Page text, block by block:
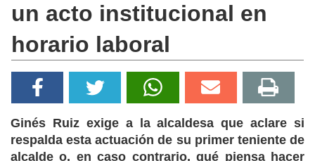
un acto institucional en
horario laboral
Ginés Ruiz exige a la alcaldesa que aclare si
respalda esta actuación de su primer teniente de
alcalde o, en caso contrario, qué piensa hacer